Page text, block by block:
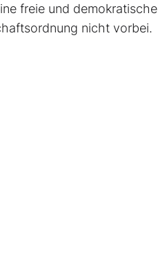
freie und demokratische
nicht vorbei.